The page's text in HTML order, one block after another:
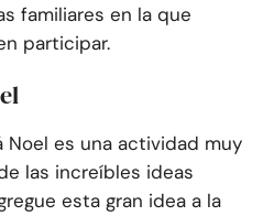
familiares en la que
participar.
Noel es una actividad muy
las increíbles ideas
esta gran idea a la